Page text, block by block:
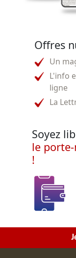
Offres
Un
L'info
ligne
La
Soyez
le
!